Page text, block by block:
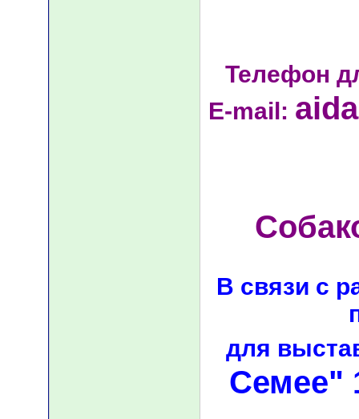
Телефон
E-mail:
В связи с
для
Семее"